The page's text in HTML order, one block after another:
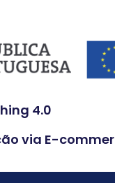
4.0
via E-